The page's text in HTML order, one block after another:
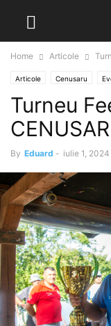
Home Articole
Articole Cenusaru
Turneu
By Eduard - iulie 1, 2024